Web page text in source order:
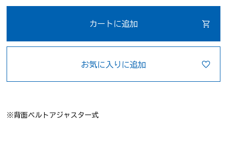
カートに追加
お気に入りに追加
※背面ベルトアジャスター式